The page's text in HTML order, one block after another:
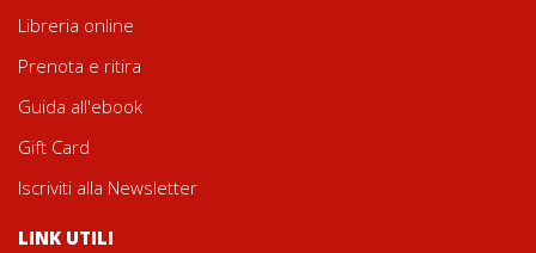
Libreria online
Prenota e ritira
Guida all'ebook
Gift Card
Iscriviti alla Newsletter
LINK UTILI